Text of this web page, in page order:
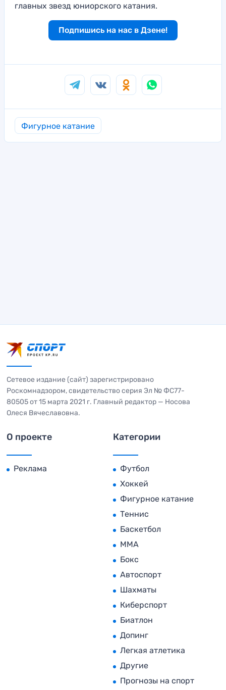
главных звезд юниорского катания.
Подпишись на нас в Дзене!
Фигурное катание
Сетевое издание (сайт) зарегистрировано
Роскомнадзором, свидетельство серия Эл № ФС77-
80505 от 15 марта 2021 г. Главный редактор — Носова
Олеся Вячеславовна.
О проекте
Реклама
Категории
Футбол
Хоккей
Фигурное катание
Теннис
Баскетбол
MMA
Бокс
Автоспорт
Шахматы
Киберспорт
Биатлон
Допинг
Легкая атлетика
Другие
Прогнозы на спорт